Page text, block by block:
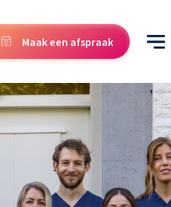
Maak een afspraak
5,0
598 Google reviews